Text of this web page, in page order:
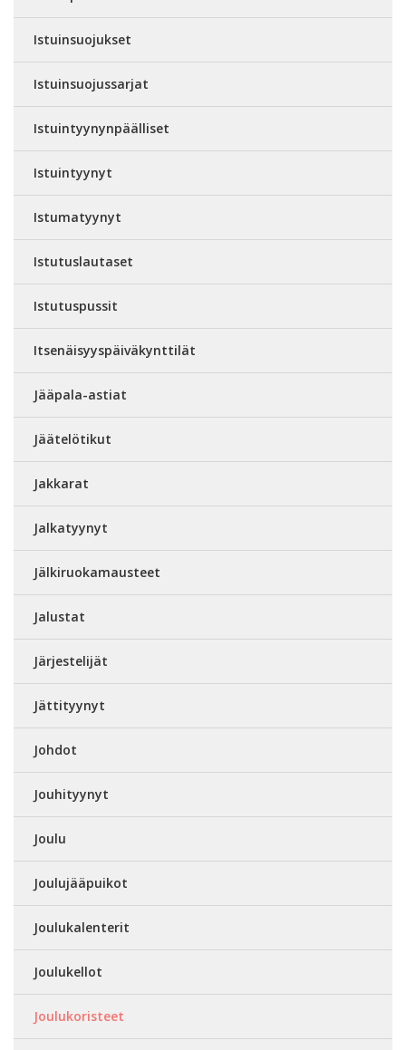
Istuinsuojukset
Istuinsuojussarjat
Istuintyynynpäälliset
Istuintyynyt
Istumatyynyt
Istutuslautaset
Istutuspussit
Itsenäisyyspäiväkynttilät
Jääpala-astiat
Jäätelötikut
Jakkarat
Jalkatyynyt
Jälkiruokamausteet
Jalustat
Järjestelijät
Jättityynyt
Johdot
Jouhityynyt
Joulu
Joulujääpuikot
Joulukalenterit
Joulukellot
Joulukoristeet